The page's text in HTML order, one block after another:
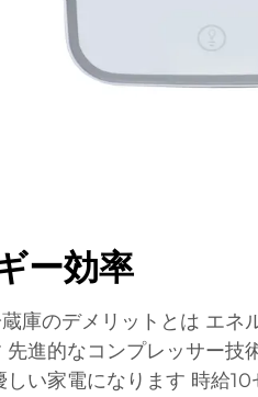
ー効率
庫のデメリットとは エネ
先進的なコンプレッサー技
い家電になります 時給